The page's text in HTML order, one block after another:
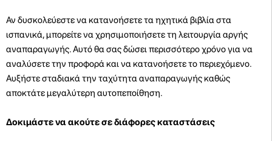
Αν δυσκολεύεστε να κατανοήσετε τα ηχητικά βιβλία στα
ισπανικά, μπορείτε να χρησιμοποιήσετε τη λειτουργία αργής
αναπαραγωγής. Αυτό θα σας δώσει περισσότερο χρόνο για να
αναλύσετε την προφορά και να κατανοήσετε το περιεχόμενο.
Αυξήστε σταδιακά την ταχύτητα αναπαραγωγής καθώς
αποκτάτε μεγαλύτερη αυτοπεποίθηση.
Δοκιμάστε να ακούτε σε διάφορες καταστάσεις